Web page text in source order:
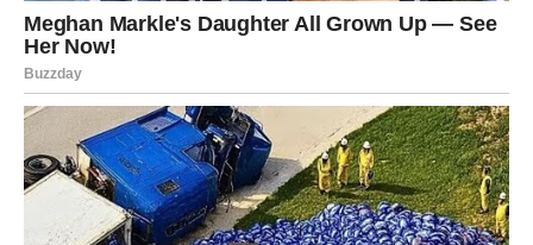
Osim toga, planiranje filantropskih akcija može biti dio
vaše oporuke. Možete odrediti određeni postotak svoje
imovine koji će se donirati kako bi se ostvarili vaši ciljevi.
Na taj način, čak i nakon vaše smrti, vaša posvećenost
zajednici će se nastaviti kroz vaše naslijeđe.To je način
da ostavite trajni utisak na svijet i inspirišete druge da
učine isto.